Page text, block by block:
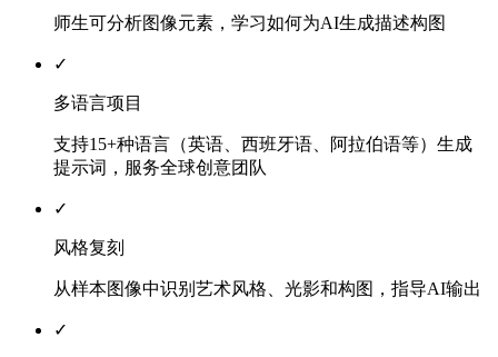
师生可分析图像元素，学习如何为AI生成描述构图
✓
多语言项目
支持15+种语言（英语、西班牙语、阿拉伯语等）生成
提示词，服务全球创意团队
✓
风格复刻
从样本图像中识别艺术风格、光影和构图，指导AI输出
✓